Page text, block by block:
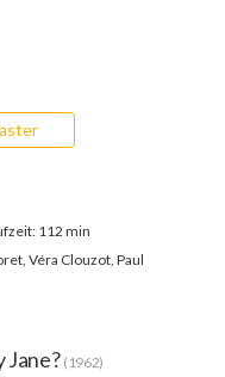
112 min
Véra Clouzot, Paul
Jane? (1962)